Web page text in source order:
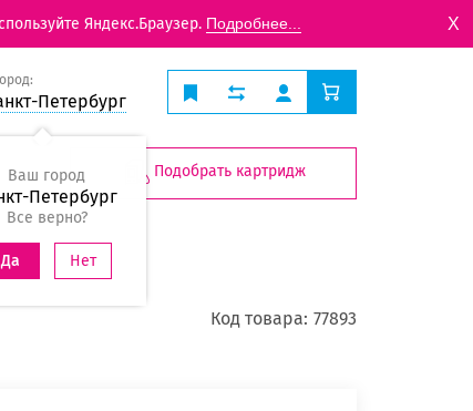
Яндекс.Браузер. Подробнее... X
Петербург
Ваш город
Петербург
Все верно?
Да Нет
Подобрать картридж
Код товара: 77893